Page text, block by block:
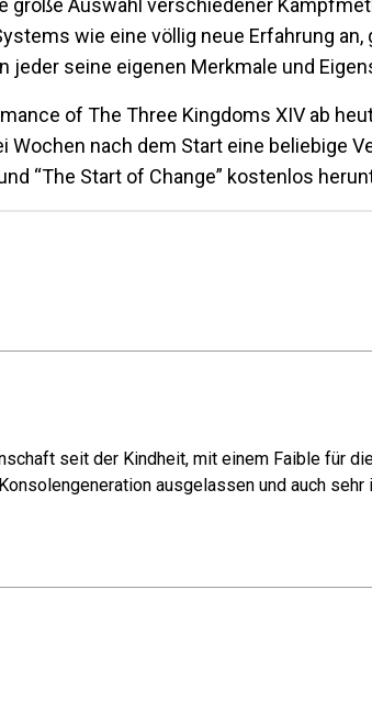
große Auswahl verschiedener
wie eine völlig neue Erfahrung an,
jeder seine eigenen Merkmale und
of The Three Kingdoms XIV ab
nach dem Start eine beliebige
“The Start of Change” kostenlos
seit der Kindheit, mit einem Faible für
ausgelassen und auch